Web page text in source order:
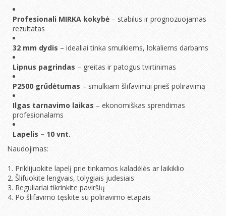
Profesionali MIRKA kokybė – stabilus ir prognozuojamas
rezultatas
32 mm dydis – idealiai tinka smulkiems, lokaliems darbams
Lipnus pagrindas – greitas ir patogus tvirtinimas
P2500 grūdėtumas – smulkiam šlifavimui prieš poliravimą
Ilgas tarnavimo laikas – ekonomiškas sprendimas
profesionalams
Lapelis – 10 vnt.
Naudojimas:
Priklijuokite lapelį prie tinkamos kaladėlės ar laikiklio
Šlifuokite lengvais, tolygiais judesiais
Reguliariai tikrinkite paviršių
Po šlifavimo tęskite su poliravimo etapais